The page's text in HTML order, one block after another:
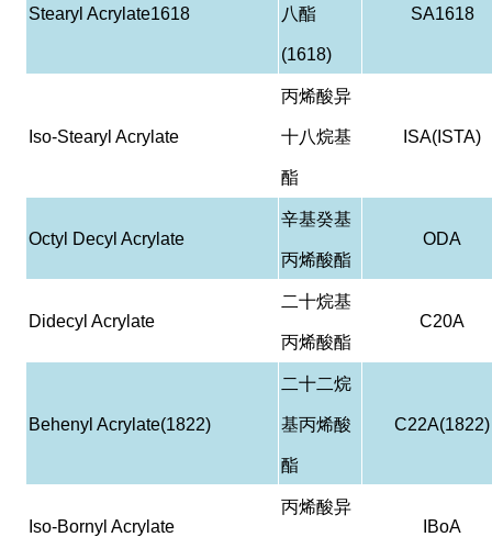
Stearyl Acrylate1618 八酯
(1618)
SA1618
Iso-Stearyl Acrylate
丙烯酸异
十八烷基
酯
ISA(ISTA)
Octyl Decyl Acrylate
辛基癸基
丙烯酸酯
ODA
Didecyl Acrylate
二十烷基
丙烯酸酯
C20A
Behenyl Acrylate(1822)
二十二烷
基丙烯酸
酯
C22A(1822)
Iso-Bornyl Acrylate
丙烯酸异
IBoA